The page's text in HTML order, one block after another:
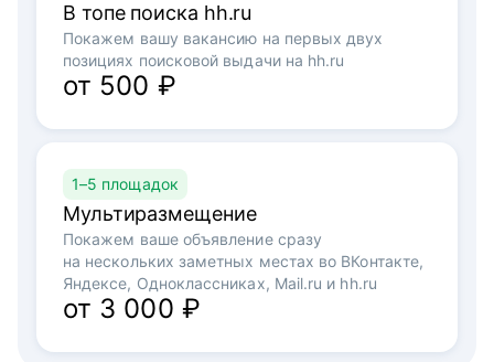
В топе поиска hh.ru
Покажем вашу вакансию на первых двух
позициях поисковой выдачи на hh.ru
от 500 ₽
1–5 площадок
Мультиразмещение
Покажем ваше объявление сразу
на нескольких заметных местах во ВКонтакте,
Яндексе, Одноклассниках, Mail.ru и hh.ru
от 3 000 ₽